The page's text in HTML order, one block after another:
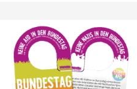
Nazifrei”